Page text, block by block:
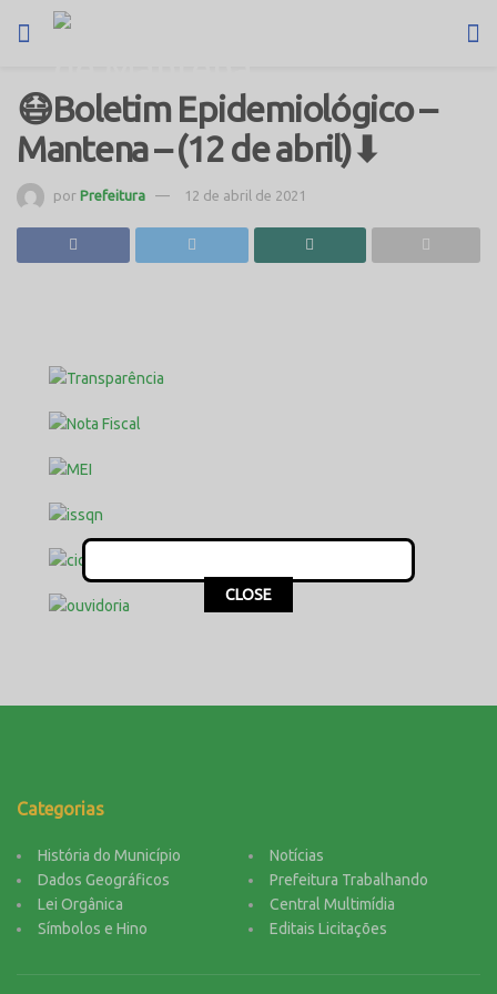
😷Boletim Epidemiológico –
Mantena – (12 de abril)⬇
por Prefeitura 12 de abril de 2021
Categorias
História do Município
Dados Geográficos
Lei Orgânica
Símbolos e Hino
Notícias
Prefeitura Trabalhando
Central Multimídia
Editais Licitações
This popup will close in:
CLOSE